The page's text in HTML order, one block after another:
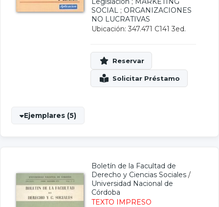
SOCIAL ; ORGANIZACIONES
NO LUCRATIVAS
Ubicación: 347.471 C141 3ed.
Ejemplares (5)
Boletín de la Facultad de
Derecho y Ciencias Sociales /
Universidad Nacional de
Córdoba
TEXTO IMPRESO